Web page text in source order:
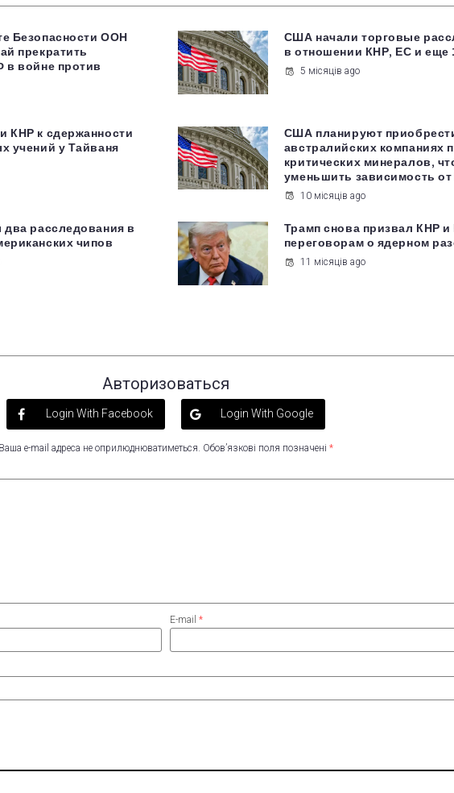
Безопасности ООН
прекратить
в войне против
США начали торговые
в отношении КНР, ЕС и еще
5 місяців ago
КНР к сдержанности
учений у Тайваня
США планируют
австралийских компаниях
критических минералов,
уменьшить зависимость
10 місяців ago
два расследования в
чипов
Трамп снова призвал КНР и
переговорам о ядерном
11 місяців ago
Авторизоваться
Login With Facebook Login With Google
Ваша e-mail адреса не оприлюднюватиметься. Обов’язкові поля позначені *
E-mail *